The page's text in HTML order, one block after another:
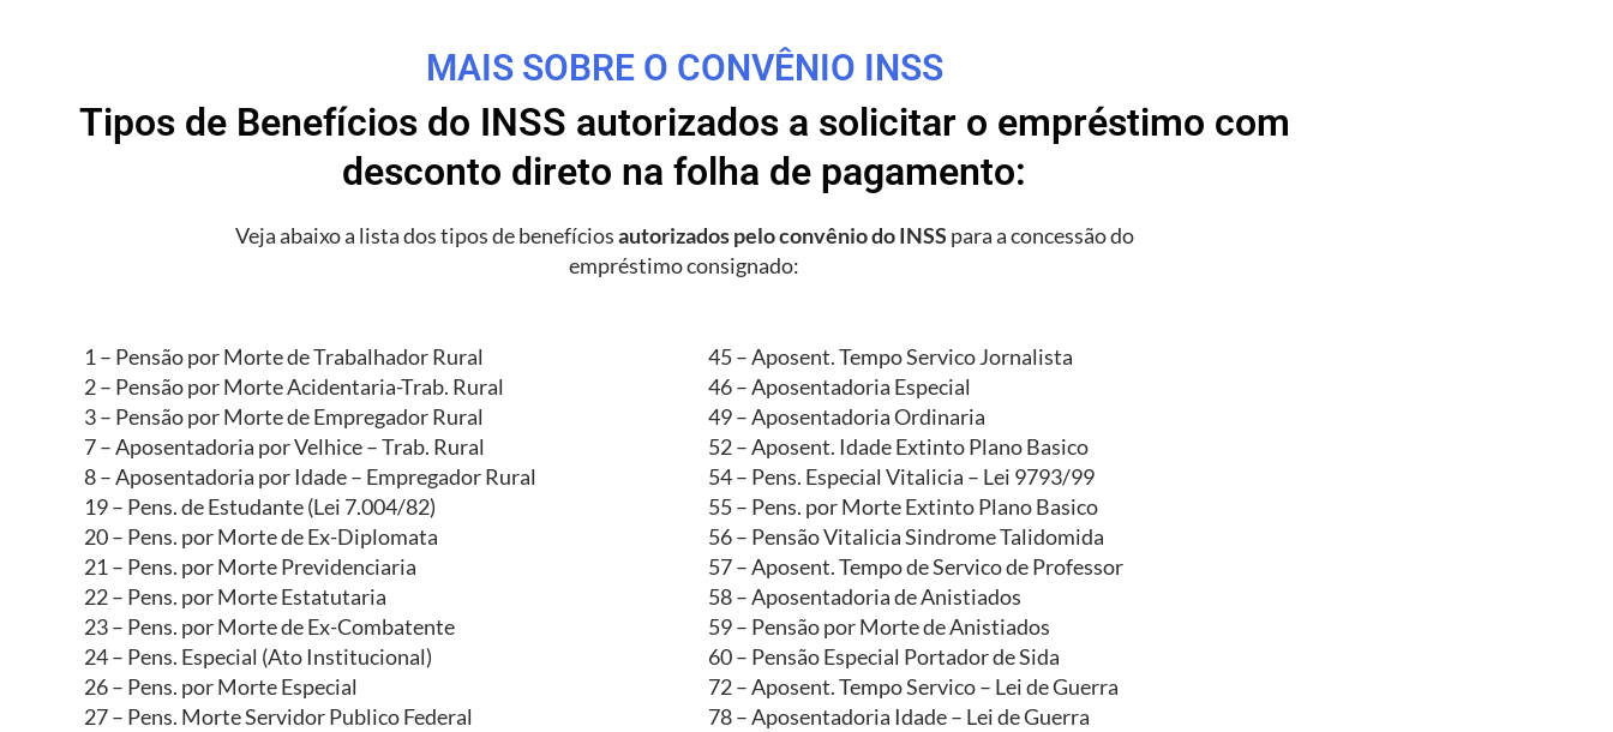
MAIS SOBRE O CONVÊNIO INSS
Tipos de Benefícios do INSS autorizados a solicitar o empréstimo com
desconto direto na folha de pagamento:
Veja abaixo a lista dos tipos de benefíciosautorizados pelo convênio do INSS para a concessão do
empréstimo consignado:
1 – Pensão por Morte de Trabalhador Rural
2 – Pensão por Morte Acidentaria-Trab. Rural
3 – Pensão por Morte de Empregador Rural
7 – Aposentadoria por Velhice – Trab. Rural
8 – Aposentadoria por Idade – Empregador Rural
19 – Pens. de Estudante (Lei 7.004/82)
20 – Pens. por Morte de Ex-Diplomata
21 – Pens. por Morte Previdenciaria
22 – Pens. por Morte Estatutaria
23 – Pens. por Morte de Ex-Combatente
24 – Pens. Especial (Ato Institucional)
26 – Pens. por Morte Especial
27 – Pens. Morte Servidor Publico Federal
45 – Aposent. Tempo Servico Jornalista
46 – Aposentadoria Especial
49 – Aposentadoria Ordinaria
52 – Aposent. Idade Extinto Plano Basico
54 – Pens. Especial Vitalicia – Lei 9793/99
55 – Pens. por Morte Extinto Plano Basico
56 – Pensão Vitalicia Sindrome Talidomida
57 – Aposent. Tempo de Servico de Professor
58 – Aposentadoria de Anistiados
59 – Pensão por Morte de Anistiados
60 – Pensão Especial Portador de Sida
72 – Aposent. Tempo Servico – Lei de Guerra
78 – Aposentadoria Idade – Lei de Guerra